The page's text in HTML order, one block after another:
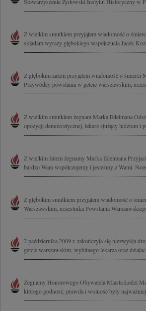
Z wielkim smutkiem przyjąłem wiadomość o
składam wyrazy głębokiego współczucia Jacek
Z głębokim żalem przyjąłem wiadomość o
Przywódcy powstania w getcie warszawskim,
Z wielkim smutkiem żegnam Marka Edelmana
opozycji demokratycznej, lekarz służący ludziom i
Z wielkim żalem żegnamy Marka Edelmana
bardzo Wam współczujemy i jesteśmy z Wami.
Z głębokim smutkiem przyjąłem wiadomość o
Warszawskim, uczestnika Powstania
2 października 2009 r. zakończyła się niezwykła
getcie warszawskim, wybitnego lekarza oraz
Żegnamy Honorowego Obywatela Miasta Łodzi
którego godność, prawda i wolność były